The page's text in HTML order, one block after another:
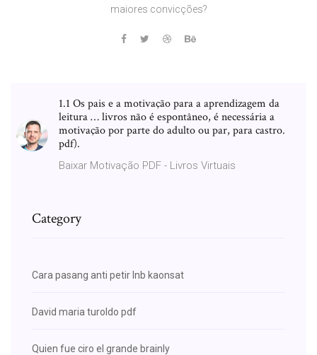
maiores convicções?
1.1 Os pais e a motivação para a aprendizagem da
leitura … livros não é espontâneo, é necessária a
motivação por parte do adulto ou par, para castro.
pdf).
Baixar Motivação PDF - Livros Virtuais
Category
Cara pasang anti petir lnb kaonsat
David maria turoldo pdf
Quien fue ciro el grande brainly